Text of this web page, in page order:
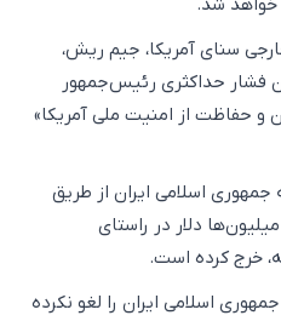
سنای آمریکا، جیم ریش،
فشار حداکثری رئیس‌جمهور
و حفاظت از امنیت ملی آمریکا»
اسلامی ایران از طریق
دلار در راستای
خرج کرده است.
اسلامی ایران را لغو نکرده